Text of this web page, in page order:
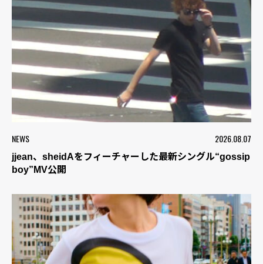
NEWS 2026.08.07
jjean、sheidAをフィーチャーした最新シングル“gossip
boy”MV公開